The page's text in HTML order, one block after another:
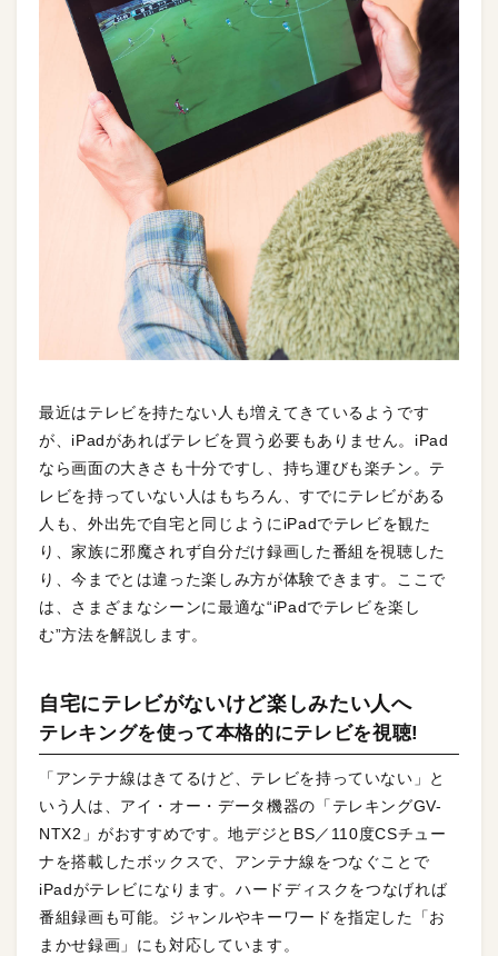
最近はテレビを持たない人も増えてきているようです
が、iPadがあればテレビを買う必要もありません。iPad
なら画面の大きさも十分ですし、持ち運びも楽チン。テ
レビを持っていない人はもちろん、すでにテレビがある
人も、外出先で自宅と同じようにiPadでテレビを観た
り、家族に邪魔されず自分だけ録画した番組を視聴した
り、今までとは違った楽しみ方が体験できます。ここで
は、さまざまなシーンに最適な“iPadでテレビを楽し
む”方法を解説します。
自宅にテレビがないけど楽しみたい人へ
テレキングを使って本格的にテレビを視聴!
「アンテナ線はきてるけど、テレビを持っていない」と
いう人は、アイ・オー・データ機器の「テレキングGV-
NTX2」がおすすめです。地デジとBS／110度CSチュー
ナを搭載したボックスで、アンテナ線をつなぐことで
iPadがテレビになります。ハードディスクをつなげれば
番組録画も可能。ジャンルやキーワードを指定した「お
まかせ録画」にも対応しています。